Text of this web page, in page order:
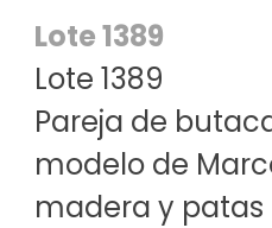
Lote 1389
Lote 1389
Pareja de
modelo de
madera y